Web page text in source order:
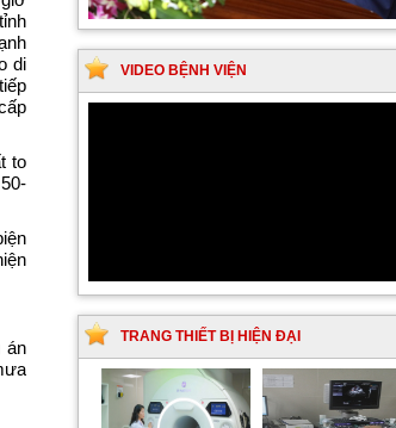
di
to
án
VIDEO BỆNH VIỆN
TRANG THIẾT BỊ HIỆN ĐẠI